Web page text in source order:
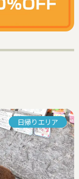
日帰りエリア